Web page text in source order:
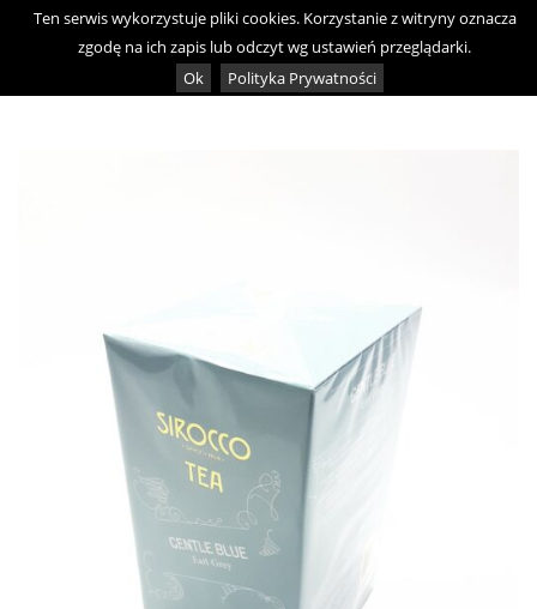
SkipTen serwis wykorzystuje pliki cookies. Korzystanie z witryny oznacza
zgodę na ich zapis lub odczyt wg ustawień przeglądarki.
Ok
Polityka Prywatności